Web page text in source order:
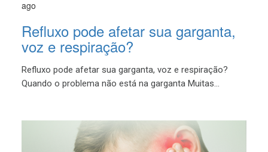
ago
Refluxo pode afetar sua garganta,
voz e respiração?
Refluxo pode afetar sua garganta, voz e respiração?
Quando o problema não está na garganta Muitas...